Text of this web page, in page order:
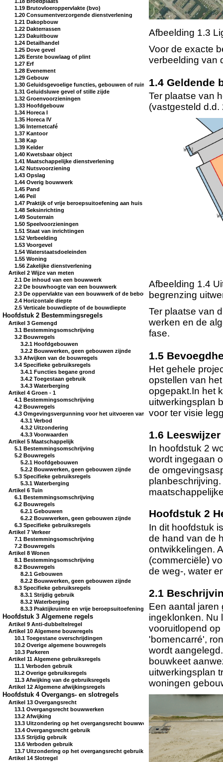
1.19 Brutovloeroppervlakte (bvo)
1.20 Consumentverzorgende dienstverlening
1.21 Dakopbouw
1.22 Dakterrassen
1.23 Dakuitbouw
1.24 Detailhandel
1.25 Dove gevel
1.26 Eerste bouwlaag of plint
1.27 Erf
1.28 Evenement
1.29 Gebouw
1.30 Geluidsgevoelige functies, gebouwen of ruimten
1.31 Geluidsluwe gevel of stille zijde
1.32 Groenvoorzieningen
1.33 Hoofdgebouw
1.34 Horeca I
1.35 Horeca IV
1.36 Internetcafé
1.37 Kantoor
1.38 Kap
1.39 Kelder
1.40 Kwetsbaar object
1.41 Maatschappelijke dienstverlening
1.42 Nutsvoorziening
1.43 Opslag
1.44 Overig bouwwerk
1.45 Pand
1.46 Peil
1.47 Praktijk of vrije beroepsuitoefening aan huis
1.48 Seksinrichting
1.49 Souterrain
1.50 Speelvoorzieningen
1.51 Staat van inrichtingen
1.52 Verbeelding
1.53 Voorgevel
1.54 Waterstaatsdoeleinden
1.55 Woning
1.56 Zakelijke dienstverlening
Artikel 2 Wijze van meten
2.1 De inhoud van een bouwwerk
2.2 De bouwhoogte van een bouwwerk
2.3 De oppervlakte van een bouwwerk of de bebouwingsoppervlakte
2.4 Horizontale diepte
2.5 Verticale bouwdiepte of de bouwdiepte
Hoofdstuk 2 Bestemmingsregels
Artikel 3 Gemengd
3.1 Bestemmingsomschrijving
3.2 Bouwregels
3.2.1 Hoofdgebouwen
3.2.2 Bouwwerken, geen gebouwen zijnde
3.3 Afwijken van de bouwregels
3.4 Specifieke gebruiksregels
3.4.1 Functies begane grond
3.4.2 Toegestaan gebruik
3.4.3 Waterberging
Artikel 4 Groen - 1
4.1 Bestemmingsomschrijving
4.2 Bouwregels
4.3 Omgevingsvergunning voor het uitvoeren van een werk, geen bouwwerk
4.3.1 Verbod
4.3.2 Uitzondering
4.3.3 Voorwaarden
Artikel 5 Maatschappelijk
5.1 Bestemmingsomschrijving
5.2 Bouwregels
5.2.1 Hoofdgebouwen
5.2.2 Bouwwerken, geen gebouwen zijnde
5.3 Specifieke gebruiksregels
5.3.1 Waterberging
Artikel 6 Tuin
6.1 Bestemmingsomschrijving
6.2 Bouwregels
6.2.1 Gebouwen
6.2.2 Bouwwerken, geen gebouwen zijnde
6.3 Specifieke gebruiksregels
Artikel 7 Verkeer
7.1 Bestemmingsomschrijving
7.2 Bouwregels
Artikel 8 Wonen
8.1 Bestemmingsomschrijving
8.2 Bouwregels
8.2.1 Gebouwen
8.2.2 Bouwwerken, geen gebouwen zijnde
8.3 Specifieke gebruiksregels
8.3.1 Strijdig gebruik
8.3.2 Waterberging
8.3.3 Praktijkruimte en vrije beroepsuitoefening
Hoofdstuk 3 Algemene regels
Artikel 9 Anti-dubbeltelregel
Artikel 10 Algemene bouwregels
10.1 Toegestane overschrijdingen
10.2 Overige algemene bouwregels
10.3 Parkeren
Artikel 11 Algemene gebruiksregels
11.1 Verboden gebruik
11.2 Overige gebruiksregels
11.3 Afwijking van de gebruiksregels
Artikel 12 Algemene afwijkingsregels
Hoofdstuk 4 Overgangs- en slotregels
Artikel 13 Overgangsrecht
13.1 Overgangsrecht bouwwerken
13.2 Afwijking
13.3 Uitzondering op het overgangsrecht bouwwerken
13.4 Overgangsrecht gebruik
13.5 Strijdig gebruik
13.6 Verboden gebruik
13.7 Uitzondering op het overgangsrecht gebruik
Artikel 14 Slotregel
Afbeelding 1.3
Voor de exacte
verbeelding van
1.4
Ter plaatse van
(vastgesteld
Afbeelding 1.4
begrenzing
Ter plaatse van
werken en de
fase.
1.5
Het gehele
opstellen van
opgepakt.In het
uitwerkingsplan
voor ter visie
1.6
In hoofdstuk 2
wordt ingegaan
de
Hoofdstuk 2
In dit hoofdstuk
de hand van de
ontwikkelingen.
(commerciële)
de weg-, water
2.1
Een aantal jaren
ingeklonken. Nu
vooruitlopend
'bomencarré',
wordt
bouwkeet
uitwerkingsplan
woningen